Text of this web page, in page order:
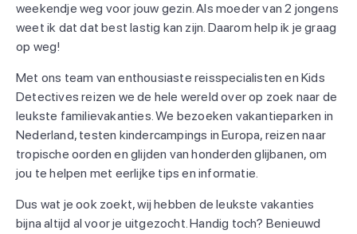
weekendje weg voor jouw gezin. Als moeder van 2 jongens
weet ik dat dat best lastig kan zijn. Daarom help ik je graag
op weg!
Met ons team van enthousiaste reisspecialisten en Kids
Detectives reizen we de hele wereld over op zoek naar de
leukste familievakanties. We bezoeken vakantieparken in
Nederland, testen kindercampings in Europa, reizen naar
tropische oorden en glijden van honderden glijbanen, om
jou te helpen met eerlijke tips en informatie.
Dus wat je ook zoekt, wij hebben de leukste vakanties
bijna altijd al voor je uitgezocht. Handig toch? Benieuwd